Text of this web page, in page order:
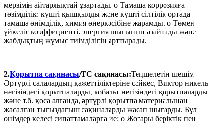
мерзімін айтарлықтай ұзартады. o Тамаша коррозияға
төзімділік: күшті қышқылды және күшті сілтілік ортада
тамаша өнімділік, химия өнеркәсібіне жарамды. o Төмен
үйкеліс коэффициенті: энергия шығынын азайтады және
жабдықтың жұмыс тиімділігін арттырады.
2.Қорытпа сақинасы/TC сақинасы:Теңшелетін шешім
Әртүрлі салалардың қажеттіліктеріне сәйкес, Виктор никель
негізіндегі қорытпаларды, кобальт негізіндегі қорытпаларды
және т.б. қоса алғанда, әртүрлі қорытпа материалынан
жасалған тығыздағыш сақиналарды жасап шығарды. Бұл
өнімдер келесі сипаттамаларға ие: o Жоғары беріктік пен